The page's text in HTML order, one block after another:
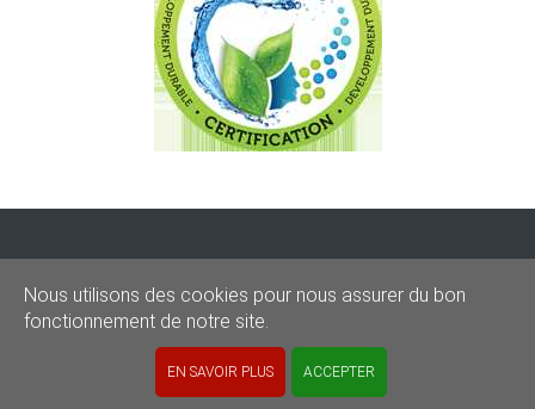
© 2020–2026sos-graffitis.be
Nous utilisons des cookies pour nous assurer du bon
fonctionnement de notre site.
EN SAVOIR PLUS ACCEPTER